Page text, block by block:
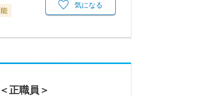
気になる
正職員＞